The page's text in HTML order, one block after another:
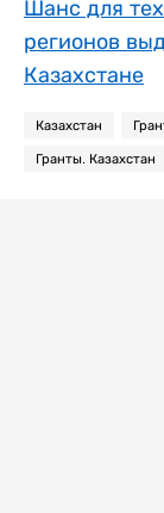
Шанс для
регионов
Казахстане
Казахстан
Гранты. Казахстан